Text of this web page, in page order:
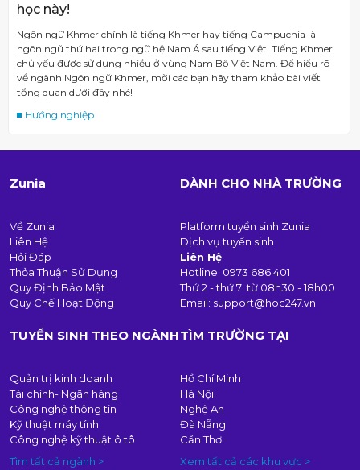
học này!
Ngôn ngữ Khmer chính là tiếng Khmer hay tiếng Campuchia là
ngôn ngữ thứ hai trong ngữ hệ Nam Á sau tiếng Việt. Tiếng Khmer
chủ yếu được sử dụng nhiều ở vùng Nam Bộ Việt Nam. Để hiểu rõ
về ngành Ngôn ngữ Khmer, mời các bạn hãy tham khảo bài viết
tổng quan dưới đây nhé!
Hướng nghiệp
Zunia
Về Zunia
Liên Hệ
Hỏi Đáp
Thỏa Thuận Sử Dụng
Quy Định Bảo Mật
Quy Chế Hoạt Động
DÀNH CHO NHÀ TRƯỜNG
Platform tuyển sinh Zunia
Dịch vụ tuyển sinh
Liên Hệ
Hotline: 0973 686 401
Thứ 2 - thứ 7: từ 08h30 - 18h00
Email: support@hoc247.vn
TUYỂN SINH THEO NGÀNH
Quản trị kinh doanh
Tài chính- Ngân hàng
Công nghệ thông tin
Kỹ thuật máy tính
Công nghệ kỹ thuật ô tô
Tìm tất cả ngành >
TÌM TRƯỜNG TẠI
Hồ Chí Minh
Hà Nội
Nghệ An
Đà Nẵng
Cần Thơ
Xem tất cả các khu vực >